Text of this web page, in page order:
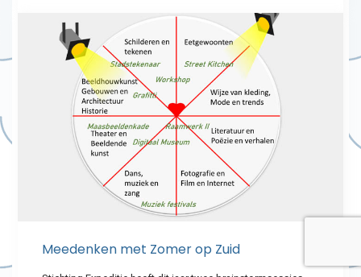
Meedenken met Zomer op Zuid